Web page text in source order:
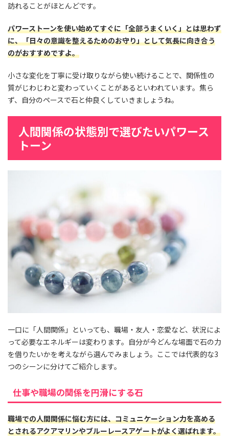
訪れることがほとんどです。
パワーストーンを使い始めてすぐに「全部うまくいく」とは思わず
に、「日々の意識を整えるためのお守り」として気長に向き合う
のがおすすめですよ。
小さな変化を丁寧に受け取りながら使い続けることで、関係性の
質がじわじわと変わっていくことがあるといわれています。焦ら
ず、自分のペースで石と仲良くしていきましょうね。
人間関係の状態別で選びたいパワース
トーン
一口に「人間関係」といっても、職場・友人・恋愛など、状況によ
って必要なエネルギーは変わります。自分が今どんな場面で石の力
を借りたいかを考えながら選んでみましょう。ここでは代表的な3
つのシーンに分けてご紹介します。
仕事や職場の関係を円滑にする石
職場での人間関係に悩む方には、コミュニケーション力を高める
とされるアクアマリンやブルーレースアゲートがよく選ばれます。